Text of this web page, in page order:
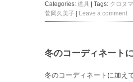
Categories: 道具 | Tags: クロヌ
菅岡久美子
Leave a comment
冬のコーディネートに
冬のコーディネートに加え